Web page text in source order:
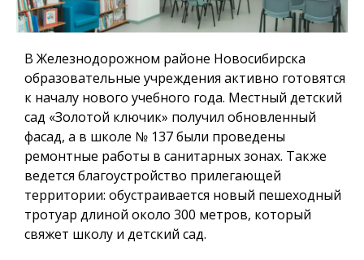
В Железнодорожном районе Новосибирска
образовательные учреждения активно готовятся
к началу нового учебного года. Местный детский
сад «Золотой ключик» получил обновленный
фасад, а в школе № 137 были проведены
ремонтные работы в санитарных зонах. Также
ведется благоустройство прилегающей
территории: обустраивается новый пешеходный
тротуар длиной около 300 метров, который
свяжет школу и детский сад.